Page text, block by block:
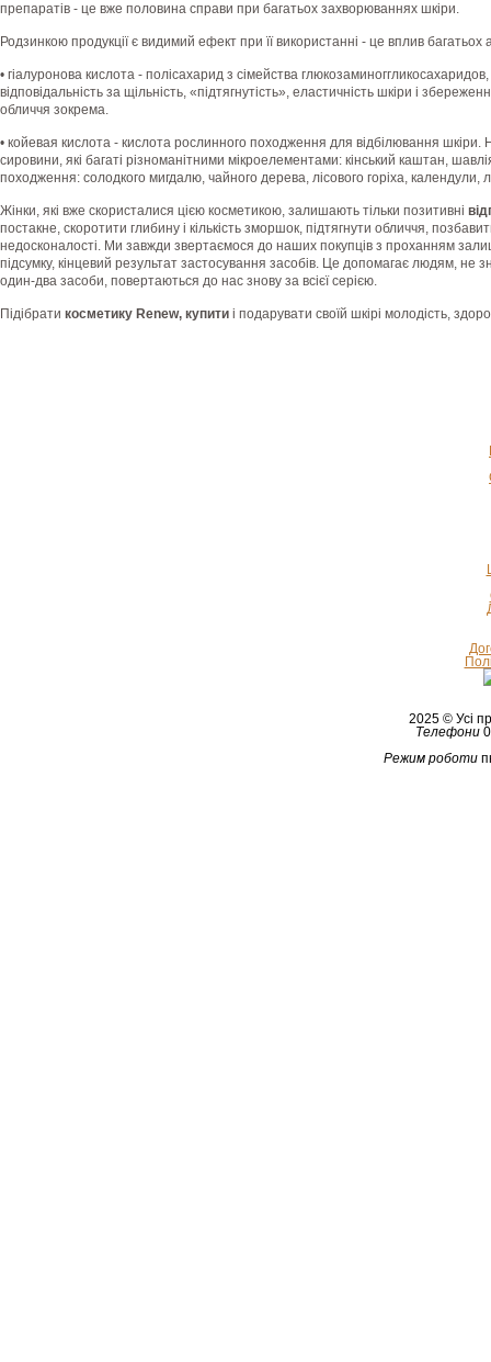
препаратів - це вже половина справи при багатьох захворюваннях шкіри.
Родзинкою продукції є видимий ефект при її використанні - це вплив
• гіалуронова кислота - полісахарид з сімейства
відповідальність за щільність, «підтягнутість», еластичність шкіри і
обличчя зокрема.
• койевая кислота - кислота рослинного походження для відбілювання
сировини, які багаті різноманітними мікроелементами: кінський каштан,
походження: солодкого мигдалю, чайного дерева, лісового горіха, календули,
Жінки, які вже скористалися цією косметикою, залишають тільки позитивні
постакне, скоротити глибину і кількість зморшок, підтягнути обличчя,
недосконалості. Ми завжди звертаємося до наших покупців з проханням
підсумку, кінцевий результат застосування засобів. Це допомагає людям,
один-два засоби, повертаються до нас знову за всієї серією.
Підібрати косметику Renew, купити і подарувати своїй шкірі молодість,
2025 © Усі
Телефони
Режим роботи